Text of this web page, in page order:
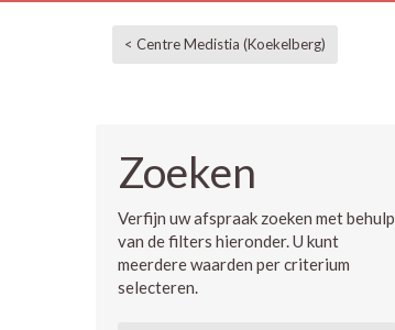
< Centre Medistia (Koekelberg)
Zoeken
Verfijn uw afspraak zoeken met behulp
van de filters hieronder. U kunt
meerdere waarden per criterium
selecteren.